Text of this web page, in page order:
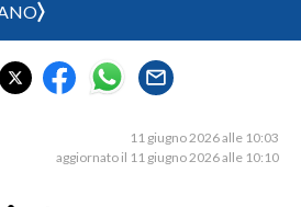
11 giugno 2026 alle 10:03
aggiornato il 11 giugno 2026 alle 10:10